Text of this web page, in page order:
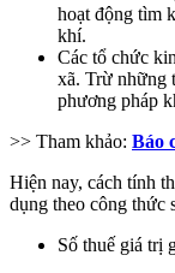
hoạt động tìm
khí.
Các tổ chức
xã. Trừ những
phương pháp
>> Tham khảo: Báo
Hiện nay, cách tính
dụng theo công thức
Số thuế giá trị